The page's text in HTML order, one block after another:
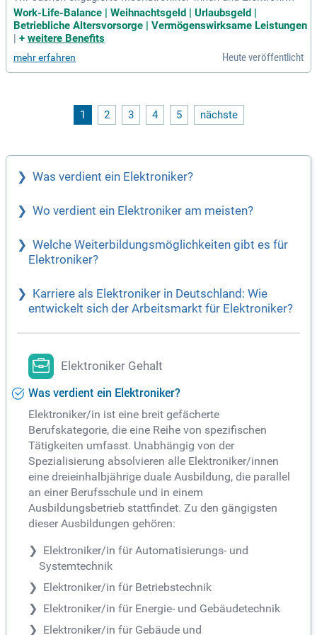
r*innen für die U-Bahn in Berlin! In den Fachbereichen Haupt
werkstatt und Komponentenaufarbeitung bieten wir spannen
de Vollzeit- oder Teilzeitstellen. Unsere Mitarbeiter*innen pr
ner Vielzahl von attraktiven Leistungen. Genieße eine hervor
ragende Work-Life-Balance mit 30 Tagen Urlaub, 2.100 € Wei
weis. Werde Teil unseres Teams und gestalte die Mobilität
der Zukunft in der pulsierenden Hauptstadt Berlin!
Work-Life-Balance | Weihnachtsgeld | Urlaubsgeld |
Betriebliche Altersvorsorge | Vermögenswirksame Leistungen
| + weitere Benefits
mehr erfahren Heute veröffentlicht
1 2 3 4 5 nächste
Was verdient ein Elektroniker?
Wo verdient ein Elektroniker am meisten?
Welche Weiterbildungsmöglichkeiten gibt es für
Elektroniker?
Karriere als Elektroniker in Deutschland: Wie
entwickelt sich der Arbeitsmarkt für Elektroniker?
Elektroniker Gehalt
Was verdient ein Elektroniker?
Elektroniker/in ist eine breit gefächerte
Berufskategorie, die eine Reihe von spezifischen
Tätigkeiten umfasst. Unabhängig von der
Spezialisierung absolvieren alle Elektroniker/innen
eine dreieinhalbjährige duale Ausbildung, die parallel
an einer Berufsschule und in einem
Ausbildungsbetrieb stattfindet. Zu den gängigsten
dieser Ausbildungen gehören:
Elektroniker/in für Automatisierungs- und
Systemtechnik
Elektroniker/in für Betriebstechnik
Elektroniker/in für Energie- und Gebäudetechnik
Elektroniker/in für Gebäude und